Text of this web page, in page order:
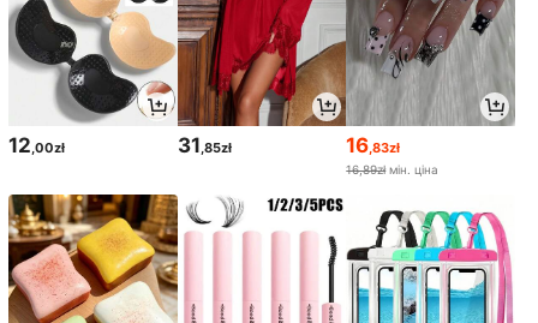
12,00zł 31,85zł 16,83zł
16,89zł мін. ціна